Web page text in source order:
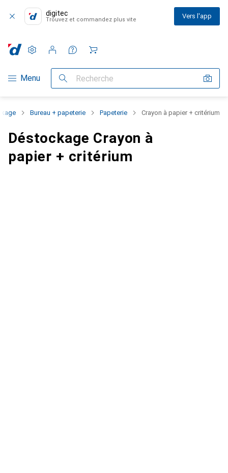
digitec
Trouvez et commandez plus vite Vers l'app
Navigation par catégorie
Menu Recherche
Paramètres
Compte client
Listes de comparaison
Listes d'envies
Panier
Bureau + papeterie Papeterie Crayon à papier + critérium
Déstockage Crayon à
papier + critérium